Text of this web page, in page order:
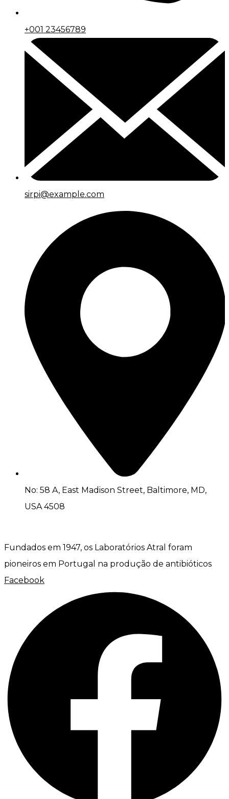
+001 23456789
sirpi@example.com
No: 58 A, East Madison Street, Baltimore, MD,
USA 4508
Fundados em 1947, os Laboratórios Atral foram
pioneiros em Portugal na produção de antibióticos
Facebook